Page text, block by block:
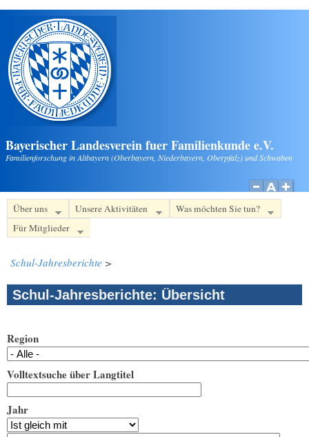
Direkt zum Inhalt
Bayerischer Landesverein fuer Familienkunde e.V.
Familienforschung in Altbayern (Oberbayern, Niederbayern, Oberpfalz) und Schwaben
Über uns Unsere Aktivitäten
Was möchten Sie tun?
Für Mitglieder
Schul-Jahresberichte >
Schul-Jahresberichte: Übersicht
Region
Volltextsuche über Langtitel
Jahr